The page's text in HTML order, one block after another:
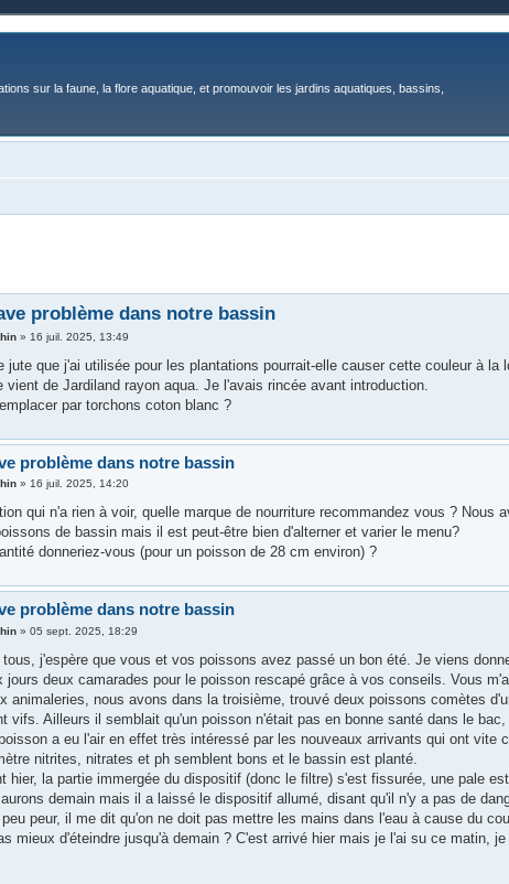
sur la faune, la flore aquatique, et promouvoir les jardins aquatiques, bassins,
problème dans notre bassin
» 16 juil. 2025, 13:49
jute que j'ai utilisée pour les plantations pourrait-elle causer cette couleur à la
vient de Jardiland rayon aqua. Je l'avais rincée avant introduction.
par torchons coton blanc ?
problème dans notre bassin
» 16 juil. 2025, 14:20
qui n'a rien à voir, quelle marque de nourriture recommandez vous ?
de bassin mais il est peut-être bien d'alterner et varier le menu?
donneriez-vous (pour un poisson de 28 cm environ) ?
problème dans notre bassin
»05 sept. 2025, 18:29
tous, j'espère que vous et vos poissons avez passé un bon été. Je viens
jours deux camarades pour le poisson rescapé grâce à vos conseils. Vous
animaleries, nous avons dans la troisième, trouvé deux poissons comètes
vifs. Ailleurs il semblait qu'un poisson n'était pas en bonne santé dans le
a eu l'air en effet très intéressé par les nouveaux arrivants qui ont vite
nitrites, nitrates et ph semblent bons et le bassin est planté.
hier, la partie immergée du dispositif (donc le filtre) s'est fissurée, une pale
demain mais il a laissé le dispositif allumé, disant qu'il n'y a pas de
peur, il me dit qu'on ne doit pas mettre les mains dans l'eau à cause du
mieux d'éteindre jusqu'à demain ? C'est arrivé hier mais je l'ai su ce matin,